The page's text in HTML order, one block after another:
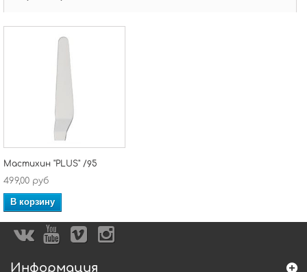
Мастихин "PLUS" /95
499,00 руб
В корзину
Информация